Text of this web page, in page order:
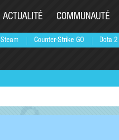
Steam Counter-Strike GO Dota 2
ACTUALITÉ COMMUNAUTÉ